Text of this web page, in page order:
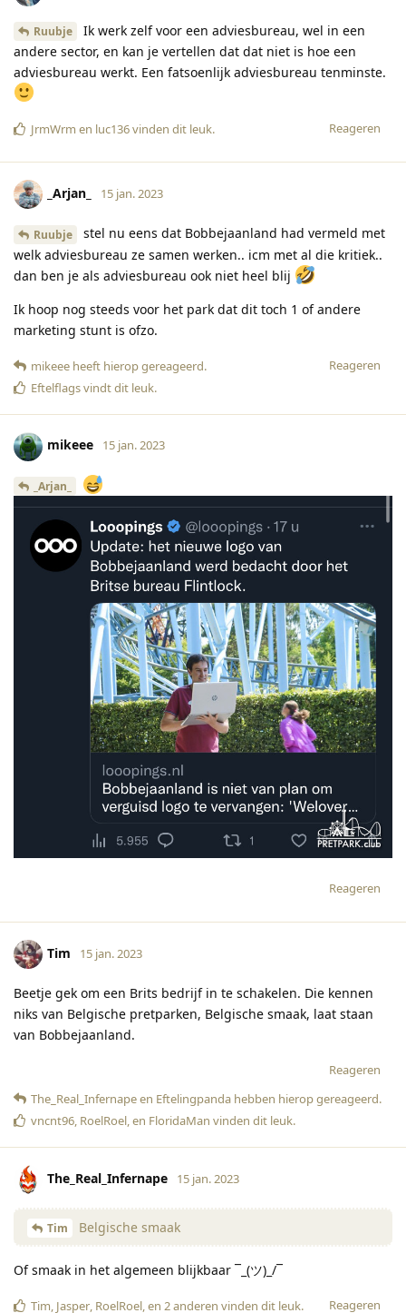
Ruubje
Ik werk zelf voor een adviesbureau, wel in een
andere sector, en kan je vertellen dat dat niet is hoe een
adviesbureau werkt. Een fatsoenlijk adviesbureau tenminste.
Reageren
JrmWrm en luc136vinden dit leuk.
_Arjan_ 15 jan. 2023
Ruubje
stel nu eens dat Bobbejaanland had vermeld met
welk adviesbureau ze samen werken.. icm met al die kritiek..
dan ben je als adviesbureau ook niet heel blij
Ik hoop nog steeds voor het park dat dit toch 1 of andere
marketing stunt is ofzo.
Reageren
mikeee heeft hierop gereageerd.
Eftelflagsvindt dit leuk.
mikeee 15 jan. 2023
_Arjan_
Reageren
Tim 15 jan. 2023
Beetje gek om een Brits bedrijf in te schakelen. Die kennen
niks van Belgische pretparken, Belgische smaak, laat staan
van Bobbejaanland.
Reageren
The_Real_Infernapeen Eftelingpanda hebben hierop gereageerd.
vncnt96, RoelRoel, en FloridaMan vinden dit leuk.
The_Real_Infernape 15 jan. 2023
Tim Belgische smaak
Of smaak in het algemeen blijkbaar ¯_(ツ)_/¯
Reageren
Tim, Jasper, RoelRoel, en 2anderen vinden dit leuk.